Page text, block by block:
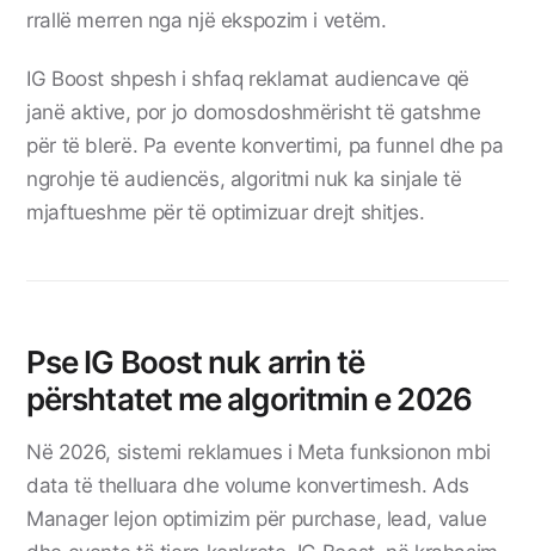
rrallë merren nga një ekspozim i vetëm.
IG Boost shpesh i shfaq reklamat audiencave që
janë aktive, por jo domosdoshmërisht të gatshme
për të blerë. Pa evente konvertimi, pa funnel dhe pa
ngrohje të audiencës, algoritmi nuk ka sinjale të
mjaftueshme për të optimizuar drejt shitjes.
Pse IG Boost nuk arrin të
përshtatet me algoritmin e 2026
Në 2026, sistemi reklamues i Meta funksionon mbi
data të thelluara dhe volume konvertimesh. Ads
Manager lejon optimizim për purchase, lead, value